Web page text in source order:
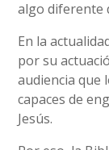
algo diferente
En la
por su
audiencia que
capaces de
Jesús.